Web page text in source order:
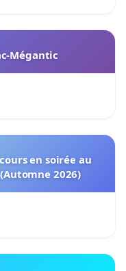
Mégantic
en soirée au
2026)